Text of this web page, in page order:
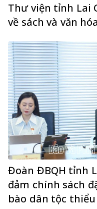
Thư viện tỉnh Lai
về sách và văn
Đoàn ĐBQH tỉnh
đảm chính sách
bào dân tộc